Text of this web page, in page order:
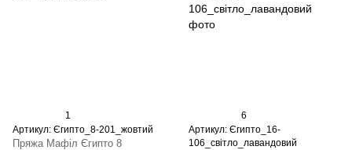
1
Артикул: Єгипто_8-201_жовтий
Пряжа Мафіл Єгипто 8
6
Артикул: Єгипто_16-
106_світло_лавандовий